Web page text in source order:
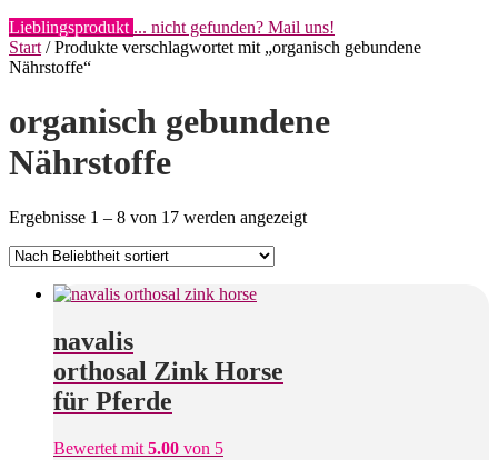
Lieblingsprodukt ... nicht gefunden? Mail uns!
Start / Produkte verschlagwortet mit „organisch gebundene
Nährstoffe“
organisch gebundene
Nährstoffe
Ergebnisse 1 – 8 von 17 werden angezeigtNach
navalis
orthosal Zink Horse
für Pferde
Bewertet mit 5.00 von 5